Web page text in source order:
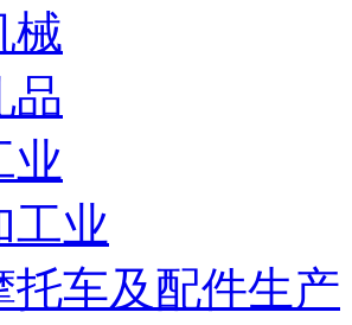
械
品
业
工业
托车及配件生产